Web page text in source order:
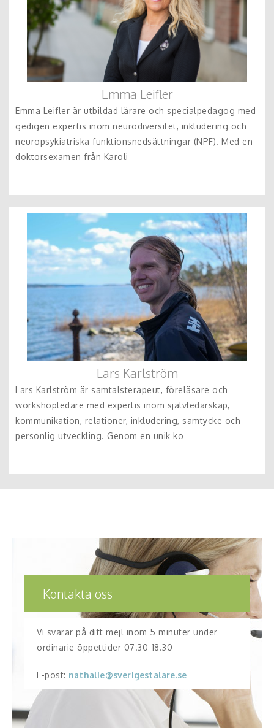
Emma Leifler
Emma Leifler är utbildad lärare och specialpedagog med
gedigen expertis inom neurodiversitet, inkludering och
neuropsykiatriska funktionsnedsättningar (NPF). Med en
doktorsexamen från Karoli
Lars Karlström
Lars Karlström är samtalsterapeut, föreläsare och
workshopledare med expertis inom självledarskap,
kommunikation, relationer, inkludering, samtycke och
personlig utveckling. Genom en unik ko
Kontakta oss
Vi svarar på ditt mejl inom 5 minuter under
ordinarie öppettider 07.30-18.30
E-post: nathalie@sverigestalare.se